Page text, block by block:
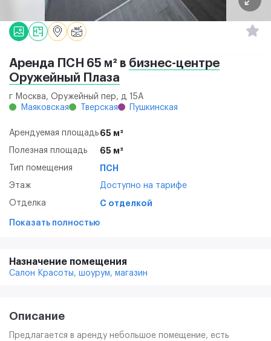
Аренда ПСН 65 м² в бизнес-центре
Оружейный Плаза
г Москва, Оружейный пер, д 15А
Маяковская
Тверская Пушкинская
Арендуемая площадь 65 м²
Полезная площадь 65 м²
Тип помещения ПСН
Этаж Доступно на тарифе
Отделка С отделкой
Показать полностью
Назначение помещения
Салон Красоты, шоурум, магазин
Описание
Предлагается в аренду небольшое помещение, есть